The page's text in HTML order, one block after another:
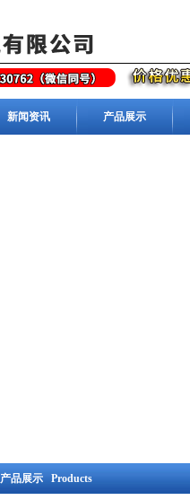
新闻资讯 产品展示
产品展示 Products